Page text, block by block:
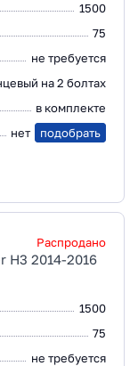
1500
75
не требуется
на 2 болтах
в комплекте
нет подобрать
Распродано
H3 2014-2016
1500
75
не требуется